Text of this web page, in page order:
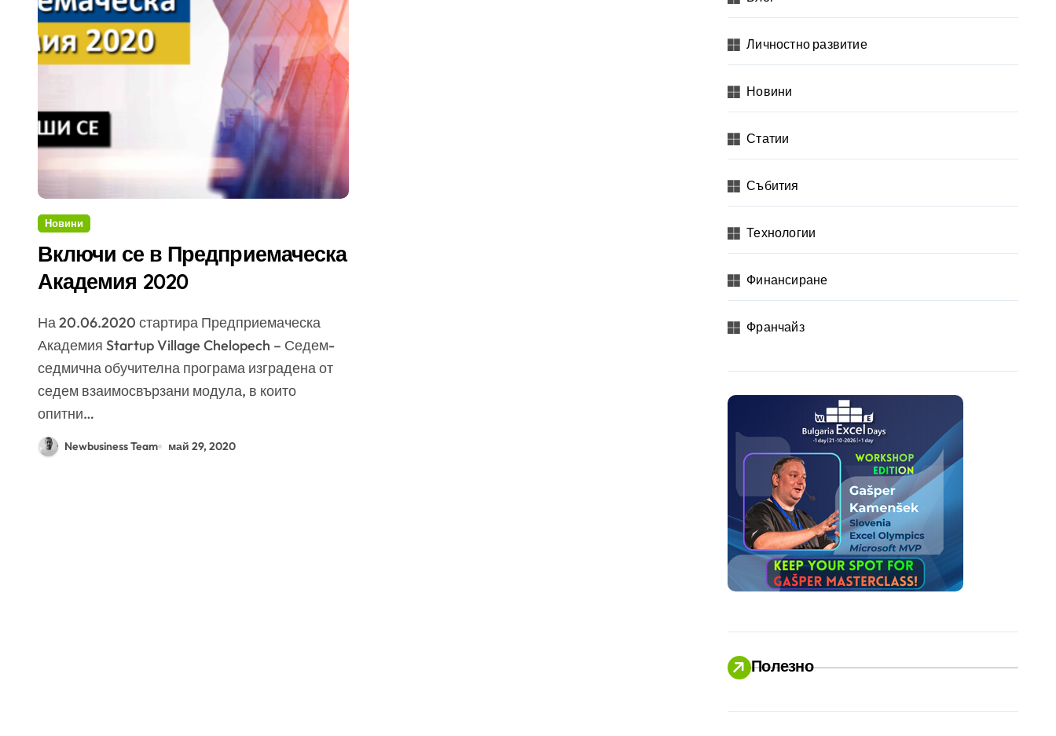
Новини
Включи се в Предприемаческа
Академия 2020
На 20.06.2020 стартира Предприемаческа
Академия Startup Village Chelopech – Седем-
седмична обучителна програма изградена от
седем взаимосвързани модула, в които
опитни…
Newbusiness Team май 29, 2020
Личностно развитие
Новини
Статии
Събития
Технологии
Финансиране
Франчайз
Полезно